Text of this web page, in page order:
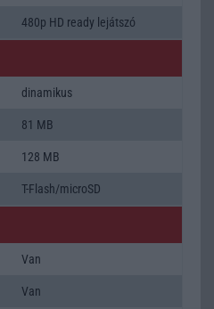
480p HD ready lejátszó
dinamikus
81 MB
128 MB
T-Flash/microSD
Van
Van